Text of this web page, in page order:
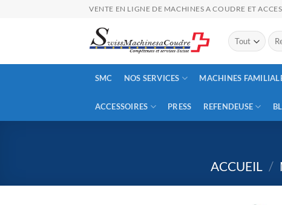
VENTE EN LIGNE DE MACHINES A COUDRE ET
pour :
SMC NOS SERVICES MACHINES
ACCESSOIRES PRESS REFENDEUSE
ACCUEIL /